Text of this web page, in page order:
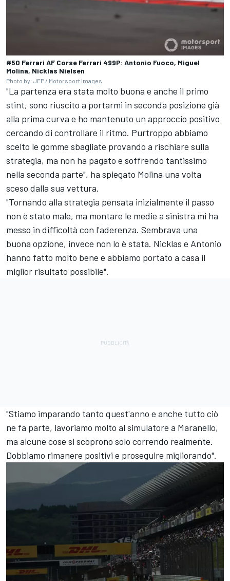
#50 Ferrari AF Corse Ferrari 499P: Antonio Fuoco, Miguel
Molina, Nicklas Nielsen
Photo by: JEP / Motorsport Images
"La partenza era stata molto buona e anche il primo
stint, sono riuscito a portarmi in seconda posizione già
alla prima curva e ho mantenuto un approccio positivo
cercando di controllare il ritmo. Purtroppo abbiamo
scelto le gomme sbagliate provando a rischiare sulla
strategia, ma non ha pagato e soffrendo tantissimo
nella seconda parte", ha spiegato Molina una volta
sceso dalla sua vettura.
"Tornando alla strategia pensata inizialmente il passo
non è stato male, ma montare le medie a sinistra mi ha
messo in difficoltà con l'aderenza. Sembrava una
buona opzione, invece non lo è stata. Nicklas e Antonio
hanno fatto molto bene e abbiamo portato a casa il
miglior risultato possibile".
"Stiamo imparando tanto quest'anno e anche tutto ciò
ne fa parte, lavoriamo molto al simulatore a Maranello,
ma alcune cose si scoprono solo correndo realmente.
Dobbiamo rimanere positivi e proseguire migliorando".